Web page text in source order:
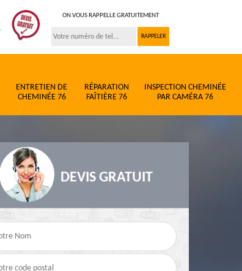
ON VOUS RAPPELLE GRATUITEMENT
ENTRETIEN DE
CHEMINÉE 76
RÉPARATION
FAÎTIÈRE 76
INSPECTION CHEMINÉE
PAR CAMÉRA 76
DEVIS GRATUIT